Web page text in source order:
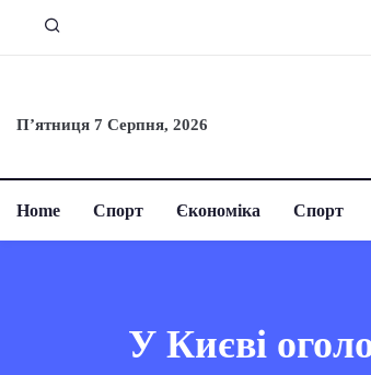
П’ятниця 7 Серпня, 2026
Home Спорт Єкономіка Спорт
У Києві